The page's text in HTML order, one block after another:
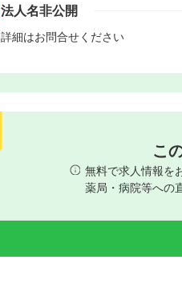
法人名非公開
詳細はお問合せください
こ
無料で求人情報を
薬局・病院等への